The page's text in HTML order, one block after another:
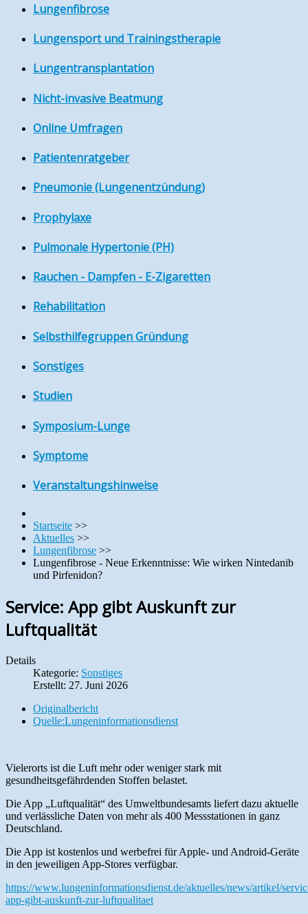
Lungenfibrose
Lungensport und Trainingstherapie
Lungentransplantation
Nicht-invasive Beatmung
Online Umfragen
Patientenratgeber
Pneumonie (Lungenentzündung)
Prophylaxe
Pulmonale Hypertonie (PH)
Rauchen - Dampfen - E-Zigaretten
Rehabilitation
Selbsthilfegruppen Gründung
Sonstiges
Studien
Symposium-Lunge
Symptome
Veranstaltungshinweise
Startseite >>
Aktuelles >>
Lungenfibrose >>
Lungenfibrose - Neue Erkenntnisse: Wie wirken Nintedanib
und Pirfenidon?
Service: App gibt Auskunft zur
Luftqualität
Details
Kategorie: Sonstiges
Erstellt: 27. Juni 2026
Originalbericht
Quelle:Lungeninformationsdienst
Vielerorts ist die Luft mehr oder weniger stark mit
gesundheitsgefährdenden Stoffen belastet.
Die App „Luftqualität“ des Umweltbundesamts liefert dazu aktuelle
und verlässliche Daten von mehr als 400 Messstationen in ganz
Deutschland.
Die App ist kostenlos und werbefrei für Apple- und Android-Geräte
in den jeweiligen App-Stores verfügbar.
https://www.lungeninformationsdienst.de/aktuelles/news/artikel/
app-gibt-auskunft-zur-luftqualitaet